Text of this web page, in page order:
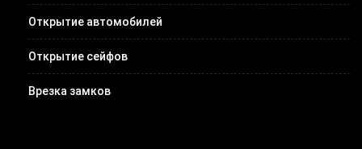
Открытие автомобилей
Открытие сейфов
Врезка замков